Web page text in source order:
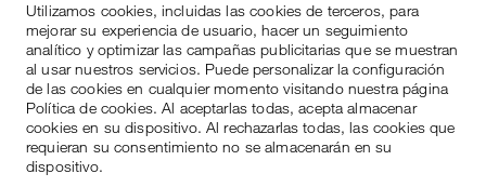
Utilizamos cookies, incluidas las cookies de terceros, para
mejorar su experiencia de usuario, hacer un seguimiento
analítico y optimizar las campañas publicitarias que se muestran
al usar nuestros servicios. Puede personalizar la configuración
de las cookies en cualquier momento visitando nuestra página
Política de cookies. Al aceptarlas todas, acepta almacenar
cookies en su dispositivo. Al rechazarlas todas, las cookies que
requieran su consentimiento no se almacenarán en su
dispositivo.